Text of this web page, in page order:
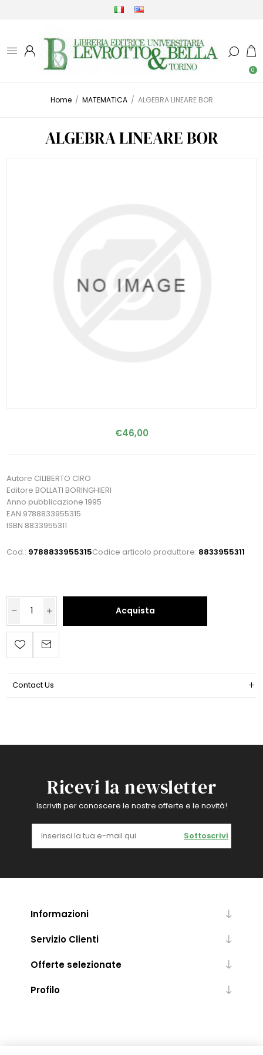
0
Home / MATEMATICA / ALGEBRA LINEARE BOR
ALGEBRA LINEARE BOR
€46,00
Autore CILIBERTO CIRO
Editore BOLLATI BORINGHIERI
Anno pubblicazione 1995
EAN 9788833955315
ISBN 8833955311
Cod.: 9788833955315Codice articolo produttore: 8833955311
Acquista
Contact Us
Ricevi la newsletter
Iscriviti per conoscere le nostre offerte e le novità!
Sottoscrivi
Informazioni
Servizio Clienti
Offerte selezionate
Profilo